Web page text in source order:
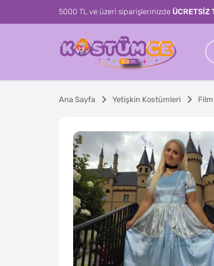
5000 TL ve üzeri siparişlerinizde ÜCRETSİZ
Ana Sayfa Yetişkin Kostümleri